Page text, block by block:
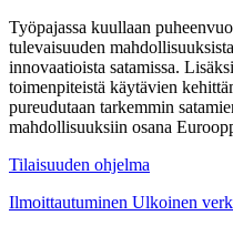
Työpajassa kuullaan
tulevaisuuden
innovaatioista satamissa.
toimenpiteistä käytävien
pureudutaan tarkemmin
mahdollisuuksiin osana
Tilaisuuden ohjelma
Ilmoittautuminen Ulkoinen